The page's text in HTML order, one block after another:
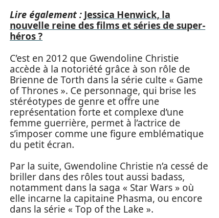
Lire également : Jessica Henwick, la
nouvelle reine des films et séries de super-
héros ?
C’est en 2012 que Gwendoline Christie
accède à la notoriété grâce à son rôle de
Brienne de Torth dans la série culte « Game
of Thrones ». Ce personnage, qui brise les
stéréotypes de genre et offre une
représentation forte et complexe d’une
femme guerrière, permet à l’actrice de
s’imposer comme une figure emblématique
du petit écran.
Par la suite, Gwendoline Christie n’a cessé de
briller dans des rôles tout aussi badass,
notamment dans la saga « Star Wars » où
elle incarne la capitaine Phasma, ou encore
dans la série « Top of the Lake ».